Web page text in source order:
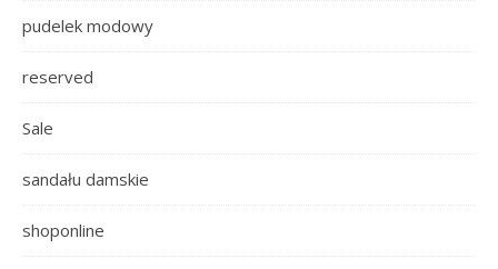
pudelek modowy
reserved
Sale
sandału damskie
shoponline